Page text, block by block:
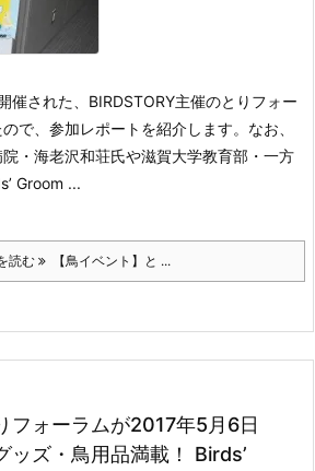
催された、BIRDSTORY主催のとりフォー
で、参加レポートを紹介します。なお、
・海老沢和荘氏や滋賀大学教育部・一方
Groom ...
読む 【鳥イベント】と ...
フォーラムが2017年5月6日
ッズ・鳥用品満載！ Birds’